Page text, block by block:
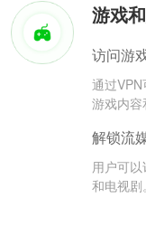
游戏
访问游
通过
游戏内容
解锁流
用户可
和电视剧。